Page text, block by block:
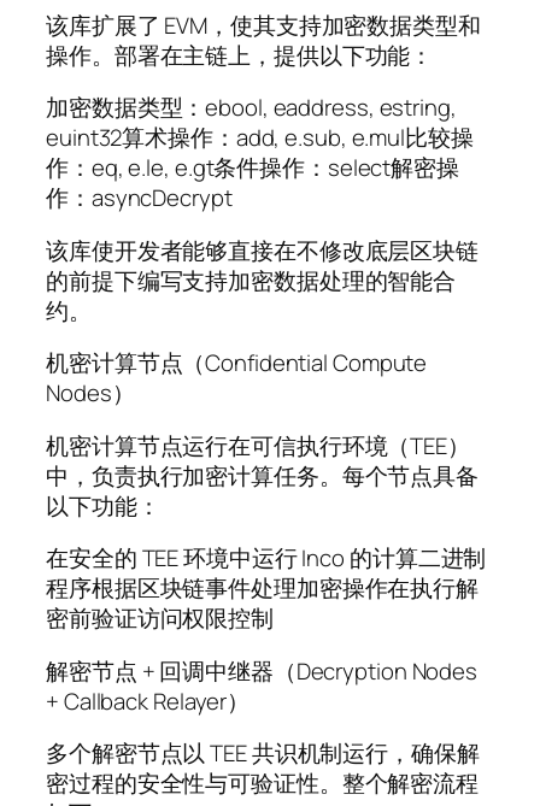
该库扩展了 EVM，使其支持加密数据类型和
操作。部署在主链上，提供以下功能：
加密数据类型：ebool, eaddress, estring,
euint32算术操作：add, e.sub, e.mul比较操
作：eq, e.le, e.gt条件操作：select解密操
作：asyncDecrypt
该库使开发者能够直接在不修改底层区块链
的前提下编写支持加密数据处理的智能合
约。
机密计算节点（Confidential Compute
Nodes）
机密计算节点运行在可信执行环境（TEE）
中，负责执行加密计算任务。每个节点具备
以下功能：
在安全的 TEE 环境中运行 Inco 的计算二进制
程序根据区块链事件处理加密操作在执行解
密前验证访问权限控制
解密节点 + 回调中继器（Decryption Nodes
+ Callback Relayer）
多个解密节点以 TEE 共识机制运行，确保解
密过程的安全性与可验证性。整个解密流程